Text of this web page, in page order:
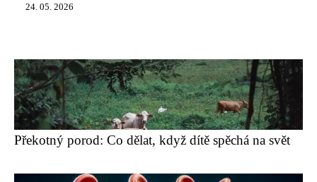
24. 05. 2026
Překotný porod: Co dělat, když dítě spěchá na svět